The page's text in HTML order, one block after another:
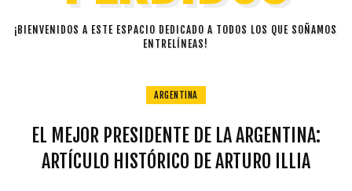
¡BIENVENIDOS A ESTE ESPACIO DEDICADO A TODOS LOS QUE SOÑAMOS
ENTRELÍNEAS!
ARGENTINA
EL MEJOR PRESIDENTE DE LA ARGENTINA:
ARTÍCULO HISTÓRICO DE ARTURO ILLIA